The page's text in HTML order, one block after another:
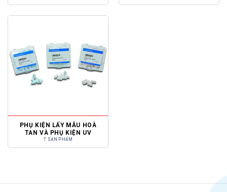
PHỤ KIỆN LẤY MẪU HOÀ
TAN VÀ PHỤ KIỆN UV
7 SẢN PHẨM